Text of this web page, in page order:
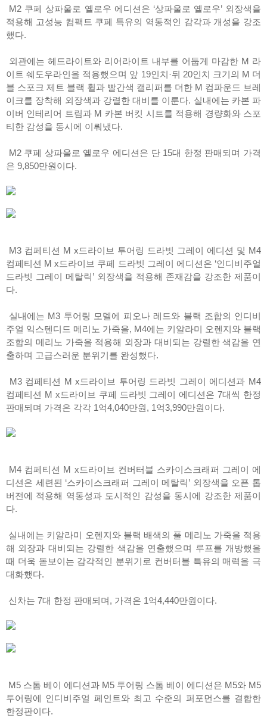
M2 쿠페 상파울로 옐로우 에디션은 ‘상파울로 옐로우’ 외장색을
적용해 고성능 컴팩트 쿠페 특유의 역동적인 감각과 개성을 강조
했다.
외관에는 헤드라이트와 리어라이트 내부를 어둡게 마감한 M 라
이트 쉐도우라인을 적용했으며 앞 19인치·뒤 20인치 크기의 M 더
블 스포크 제트 블랙 휠과 빨간색 캘리퍼를 더한 M 컴파운드 브레
이크를 장착해 외장색과 강렬한 대비를 이룬다. 실내에는 카본 파
이버 인테리어 트림과 M 카본 버킷 시트를 적용해 경량화와 스포
티한 감성을 동시에 이뤄냈다.
M2 쿠페 상파울로 옐로우 에디션은 단 15대 한정 판매되며 가격
은 9,850만원이다.
M3 컴페티션 M x드라이브 투어링 드라빗 그레이 에디션 및 M4
컴페티션 M x드라이브 쿠페 드라빗 그레이 에디션은 ‘인디비주얼
드라빗 그레이 메탈릭’ 외장색을 적용해 존재감을 강조한 제품이
다.
실내에는 M3 투어링 모델에 피오나 레드와 블랙 조합의 인디비
주얼 익스텐디드 메리노 가죽을, M4에는 키알라미 오렌지와 블랙
조합의 메리노 가죽을 적용해 외장과 대비되는 강렬한 색감을 연
출하며 고급스러운 분위기를 완성했다.
M3 컴페티션 M x드라이브 투어링 드라빗 그레이 에디션과 M4
컴페티션 M x드라이브 쿠페 드라빗 그레이 에디션은 7대씩 한정
판매되며 가격은 각각 1억4,040만원, 1억3,990만원이다.
M4 컴페티션 M x드라이브 컨버터블 스카이스크래퍼 그레이 에
디션은 세련된 ‘스카이스크래퍼 그레이 메탈릭’ 외장색을 오픈 톱
버전에 적용해 역동성과 도시적인 감성을 동시에 강조한 제품이
다.
실내에는 키알라미 오렌지와 블랙 배색의 풀 메리노 가죽을 적용
해 외장과 대비되는 강렬한 색감을 연출했으며 루프를 개방했을
때 더욱 돋보이는 감각적인 분위기로 컨버터블 특유의 매력을 극
대화했다.
신차는 7대 한정 판매되며, 가격은 1억4,440만원이다.
M5 스톰 베이 에디션과 M5 투어링 스톰 베이 에디션은 M5와 M5
투어링에 인디비주얼 페인트와 최고 수준의 퍼포먼스를 결합한
한정판이다.